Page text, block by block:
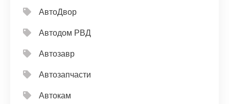
АвтоДвор
Автодом РВД
Автозавр
Автозапчасти
Автокам